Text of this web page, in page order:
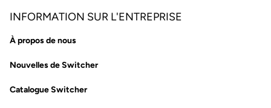
INFORMATION SUR L'ENTREPRISE
À propos de nous
Nouvelles de Switcher
Catalogue Switcher